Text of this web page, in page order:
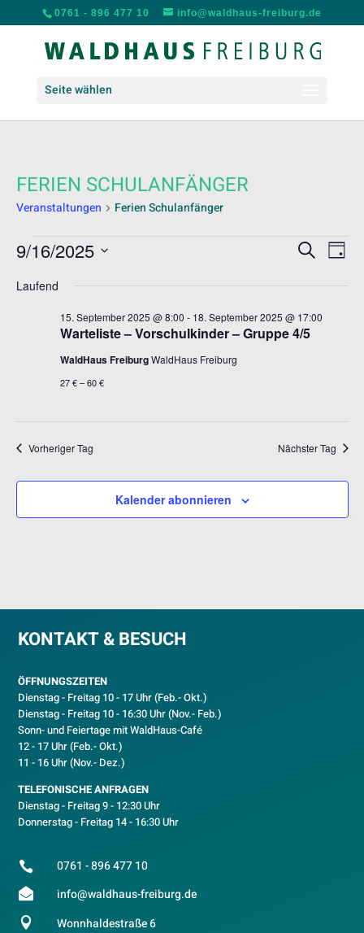
0761 - 896 477 10 info@waldhaus-freiburg.de
Seite wählen
FERIEN SCHULANFÄNGER
Veranstaltungen Ferien Schulanfänger
VERANSTALTUNGEN
FÜR
16.
SEPTEMBER
SUCHE
SucheTag
9/16/2025
wählen.
Laufend
Warteliste – Vorschulkinder – Gruppe 4/5
15. September 2025 @ 8:00 - 18. September 2025 @ 17:00
WaldHaus FreiburgWaldHaus Freiburg
27 € – 60 €
Vorheriger Tag Nächster Tag
Kalender abonnieren
KONTAKT & BESUCH
ÖFFNUNGSZEITEN
Dienstag - Freitag 10 - 17 Uhr (Feb.- Okt.)
Dienstag - Freitag 10 - 16:30 Uhr (Nov.- Feb.)
Sonn- und Feiertage mit WaldHaus-Café
12 - 17 Uhr (Feb.- Okt.)
11 - 16 Uhr (Nov.- Dez.)
TELEFONISCHE ANFRAGEN
Dienstag - Freitag 9 - 12:30 Uhr
Donnerstag - Freitag 14 - 16:30 Uhr
 0761 - 896 477 10
 info@waldhaus-freiburg.de

Wonnhaldestraße 6